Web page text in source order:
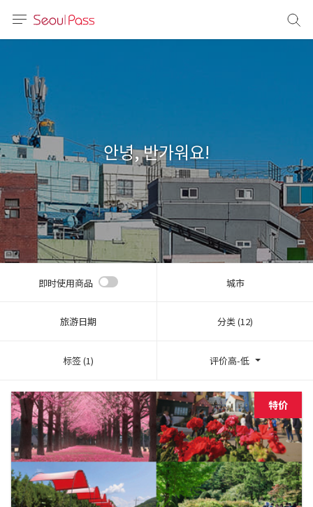
体)
文 (台灣)
안녕, 반가워요!
即时使用商品 城市
旅游日期 分类 (12)
标签 (1) 评价高-低
特价